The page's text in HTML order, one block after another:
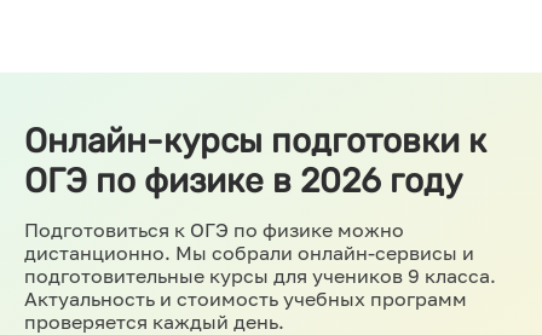
Онлайн-курсы подготовки к
ОГЭ по физике в 2026 году
Подготовиться к ОГЭ по физике можно
дистанционно. Мы собрали онлайн-сервисы и
подготовительные курсы для учеников 9 класса.
Актуальность и стоимость учебных программ
проверяется каждый день.